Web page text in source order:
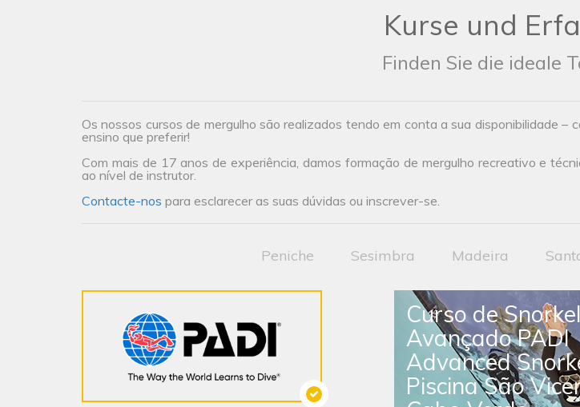
Kurse und
Finden Sie die ideale
Os nossos cursos de mergulho são realizados tendo em conta a sua disponibilidade –
ensino que preferir!
Com mais de 17 anos de experiência, damos formação de mergulho recreativo e
ao nível de instrutor.
Contacte-nos para esclarecer as suas dúvidas ou inscrever-se.
Peniche Sesimbra Madeira
Curso de
Avançado PADI
Advanced
Piscina São